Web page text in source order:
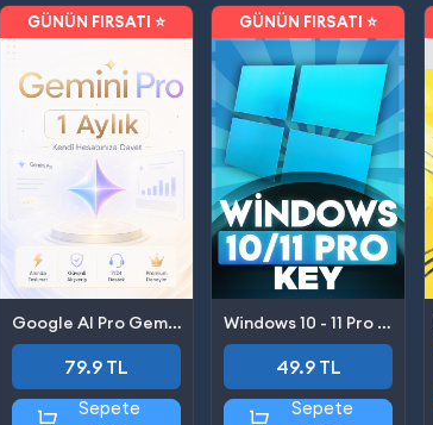
GÜNÜN FIRSATI ⭐
Google AI Pro Gemini 1 Aylık
79.9 TL
Sepete
GÜNÜN FIRSATI ⭐
Windows 10 - 11 Pro Key
49.9 TL
Sepete